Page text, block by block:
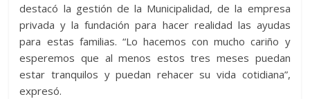
destacó la gestión de la Municipalidad, de la empresa
privada y la fundación para hacer realidad las ayudas
para estas familias. “Lo hacemos con mucho cariño y
esperemos que al menos estos tres meses puedan
estar tranquilos y puedan rehacer su vida cotidiana”,
expresó.